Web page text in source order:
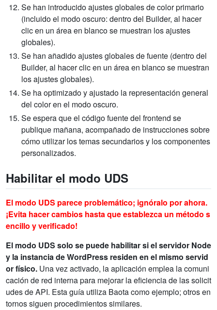
Se han introducido ajustes globales de color primario
(incluido el modo oscuro: dentro del Builder, al hacer
clic en un área en blanco se muestran los ajustes
globales).
Se han añadido ajustes globales de fuente (dentro del
Builder, al hacer clic en un área en blanco se muestran
los ajustes globales).
Se ha optimizado y ajustado la representación general
del color en el modo oscuro.
Se espera que el código fuente del frontend se
publique mañana, acompañado de instrucciones sobre
cómo utilizar los temas secundarios y los componentes
personalizados.
Habilitar el modo UDS
El modo UDS parece problemático; ignóralo por ahora.
¡Evita hacer cambios hasta que establezca un método s
encillo y verificado!
El modo UDS solo se puede habilitar si el servidor Node
y la instancia de WordPress residen en el mismo servid
or físico. Una vez activado, la aplicación emplea la comuni
cación de red interna para mejorar la eficiencia de las solicit
udes de API. Esta guía utiliza Baota como ejemplo; otros en
tornos siguen procedimientos similares.